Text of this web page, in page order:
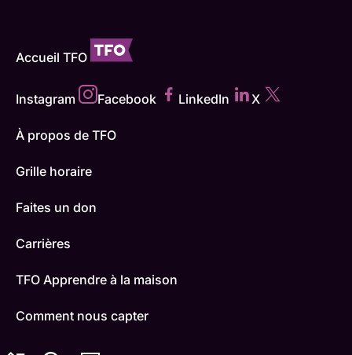
Accueil TFO
Instagram Facebook LinkedIn X
À propos de TFO
Grille horaire
Faites un don
Carrières
TFO Apprendre à la maison
Comment nous capter
Contactez-nous